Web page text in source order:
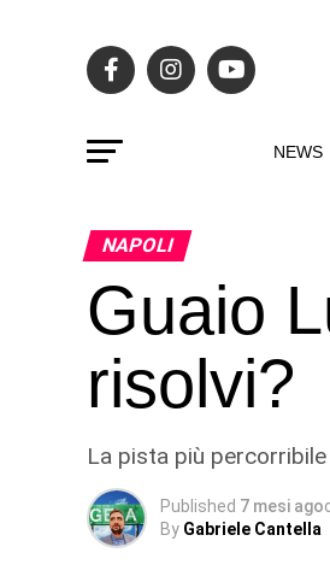
NEWS
NAPOLI
Guaio
risolvi?
La pista più
Published 7 mesi ago
By Gabriele Cantella